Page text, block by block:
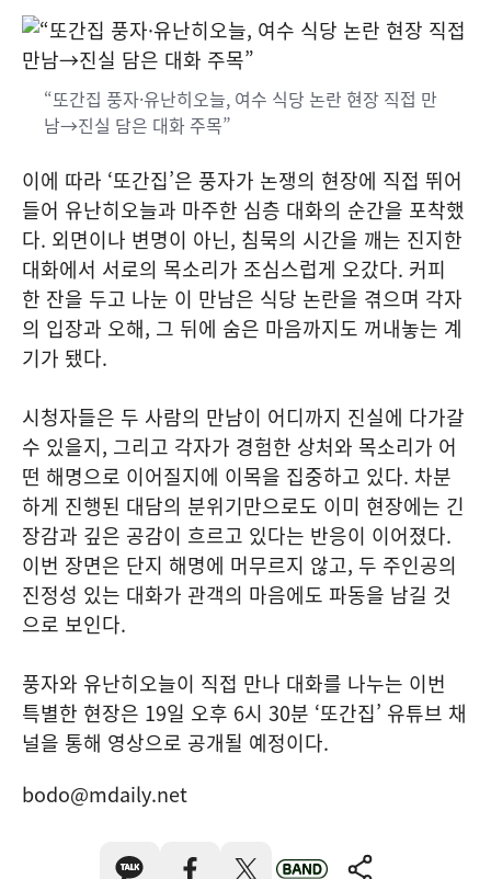
“또간집 풍자·유난히오늘, 여수 식당 논란 현장 직접 만
남→진실 담은 대화 주목”
이에 따라 ‘또간집’은 풍자가 논쟁의 현장에 직접 뛰어
들어 유난히오늘과 마주한 심층 대화의 순간을 포착했
다. 외면이나 변명이 아닌, 침묵의 시간을 깨는 진지한
대화에서 서로의 목소리가 조심스럽게 오갔다. 커피
한 잔을 두고 나눈 이 만남은 식당 논란을 겪으며 각자
의 입장과 오해, 그 뒤에 숨은 마음까지도 꺼내놓는 계
기가 됐다.
시청자들은 두 사람의 만남이 어디까지 진실에 다가갈
수 있을지, 그리고 각자가 경험한 상처와 목소리가 어
떤 해명으로 이어질지에 이목을 집중하고 있다. 차분
하게 진행된 대담의 분위기만으로도 이미 현장에는 긴
장감과 깊은 공감이 흐르고 있다는 반응이 이어졌다.
이번 장면은 단지 해명에 머무르지 않고, 두 주인공의
진정성 있는 대화가 관객의 마음에도 파동을 남길 것
으로 보인다.
풍자와 유난히오늘이 직접 만나 대화를 나누는 이번
특별한 현장은 19일 오후 6시 30분 ‘또간집’ 유튜브 채
널을 통해 영상으로 공개될 예정이다.
bodo@mdaily.net